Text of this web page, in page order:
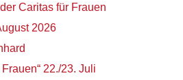
Caritas für Frauen
2026
22./23. Juli